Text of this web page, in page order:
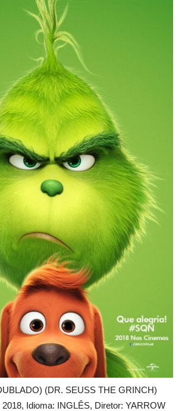
(DR. SEUSS THE GRINCH)
Idioma: INGLÊS, Diretor: YARROW